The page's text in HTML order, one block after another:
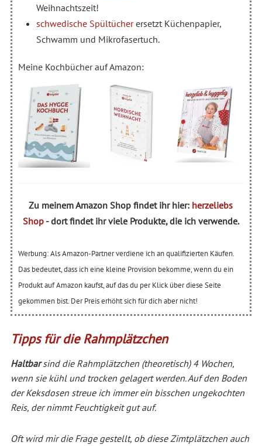
Weihnachtszeit!
schwedische Spültücherersetzt Küchenpapier,
Schwamm und Mikrofasertuch.
Meine Kochbücher auf Amazon:
Zu meinem Amazon Shop findet ihr hier: herzeliebs
Shop- dort findet ihr viele Produkte, die ich verwende.
Werbung: Als Amazon-Partner verdiene ich an qualifizierten Käufen.
Das bedeutet, dass ich eine kleine Provision bekomme, wenn du ein
Produkt auf Amazon kaufst, auf das du per Klick über diese Seite
gekommen bist. Der Preis erhöht sich für dich aber nicht!
Tipps für die Rahmplätzchen
Haltbarsind die Rahmplätzchen (theoretisch) 4 Wochen,
wenn sie kühl und trocken gelagert werden. Auf den Boden
der Keksdosen streue ich immer ein bisschen ungekochten
Reis, der nimmt Feuchtigkeit gut auf.
Oft wird mir die Frage gestellt, ob diese Zimtplätzchen auch